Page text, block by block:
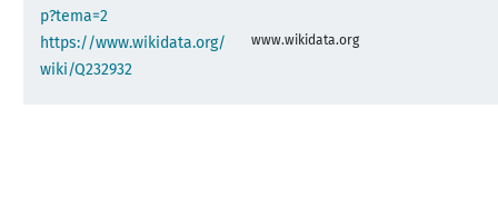
p?tema=2
https://www.wikidata.org/
wiki/Q232932
www.wikidata.org